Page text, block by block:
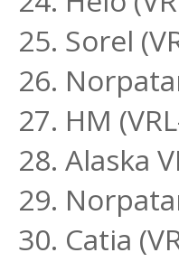
25. Sorel
26.
27. HM
28. Alaska
29.
30. Catia